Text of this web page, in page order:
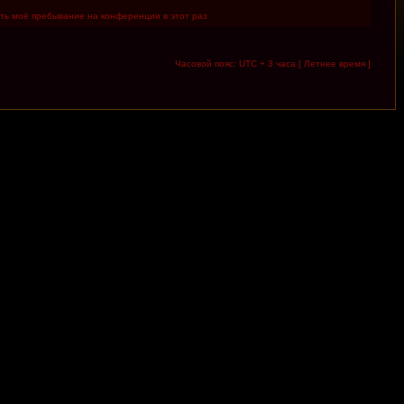
моё пребывание на конференции в этот раз
Часовой пояс: UTC + 3 часа [ Летнее время ]